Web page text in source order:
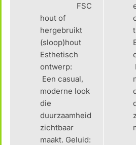
FSC
hout of
hergebruikt
(sloop)hout
Esthetisch
ontwerp:
Een casual,
moderne look
die
duurzaamheid
zichtbaar
maakt. Geluid: